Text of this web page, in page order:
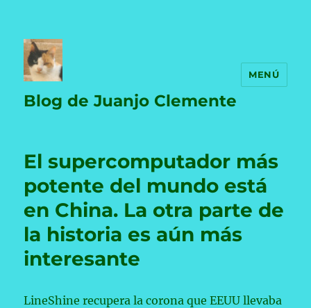
Blog de Juanjo Clemente
MENÚ
El supercomputador más
potente del mundo está
en China. La otra parte de
la historia es aún más
interesante
LineShine recupera la corona que EEUU llevaba